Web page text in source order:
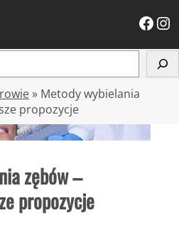
Facebook Instagram
» Metody wybielania
propozycje
zębów –
propozycje